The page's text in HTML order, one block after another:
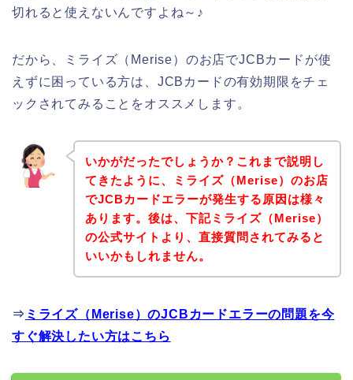
切れると使えないんですよね～♪
だから、ミライズ（Merise）のお店でJCBカードが使
えずに困っている方は、JCBカードの有効期限をチェ
ックされてみることをオススメします。
いかがだったでしょうか？これまで説明し
てきたように、ミライズ（Merise）のお店
でJCBカードエラーが発生する原因は様々
あります。後は、下記ミライズ（Merise）
の公式サイトより、直接質問されてみると
いいかもしれません。
⇒ ミライズ（Merise）のJCBカードエラーの問題を今
すぐ解決したい方はこちら